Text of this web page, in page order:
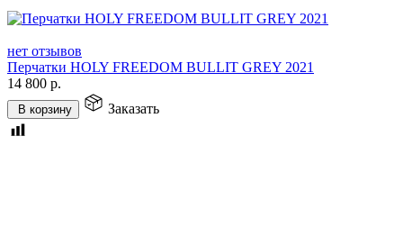
нет отзывов
Перчатки HOLY FREEDOM BULLIT GREY 2021
14 800 р.
В корзину Заказать